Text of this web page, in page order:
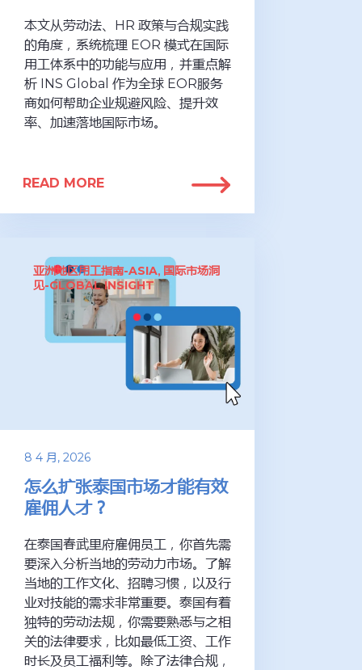
本文从劳动法、HR 政策与合规实践
的角度，系统梳理 EOR 模式在国际
用工体系中的功能与应用，并重点解
析 INS Global 作为全球 EOR服务
商如何帮助企业规避风险、提升效
率、加速落地国际市场。
READ MORE
亚洲地区用工指南-ASIA, 国际市场洞
见-GLOBAL INSIGHT
8 4 月, 2026
怎么扩张泰国市场才能有效
雇佣人才？
在泰国春武里府雇佣员工，你首先需
要深入分析当地的劳动力市场。了解
当地的工作文化、招聘习惯，以及行
业对技能的需求非常重要。泰国有着
独特的劳动法规，你需要熟悉与之相
关的法律要求，比如最低工资、工作
时长及员工福利等。除了法律合规，